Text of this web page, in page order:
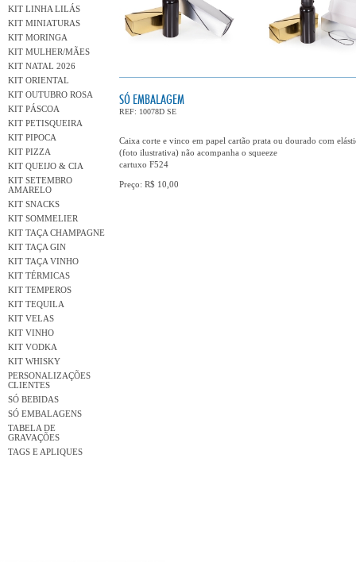
KIT LINHA LILÁS
KIT MINIATURAS
KIT MORINGA
KIT MULHER/MÃES
KIT NATAL 2026
KIT ORIENTAL
KIT OUTUBRO ROSA
KIT PÁSCOA
KIT PETISQUEIRA
KIT PIPOCA
KIT PIZZA
KIT QUEIJO & CIA
KIT SETEMBRO
AMARELO
KIT SNACKS
KIT SOMMELIER
KIT TAÇA CHAMPAGNE
KIT TAÇA GIN
KIT TAÇA VINHO
KIT TÉRMICAS
KIT TEMPEROS
KIT TEQUILA
KIT VELAS
KIT VINHO
KIT VODKA
KIT WHISKY
PERSONALIZAÇÕES
CLIENTES
SÓ BEBIDAS
SÓ EMBALAGENS
TABELA DE
GRAVAÇÕES
TAGS E APLIQUES
SÓ EMBALAGEM
REF: 10078D SE
Caixa corte e vinco em papel cartão prata ou dourado com
(foto ilustrativa) não acompanha o squeeze
cartuxo F524
Preço: R$ 10,00